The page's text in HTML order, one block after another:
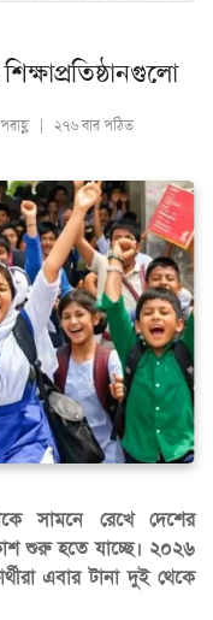
| ২৭৬ বার পঠিত
সামনে রেখে দেশের
শুরু হতে যাচ্ছে। ২০২৬
এবার টানা দুই থেকে